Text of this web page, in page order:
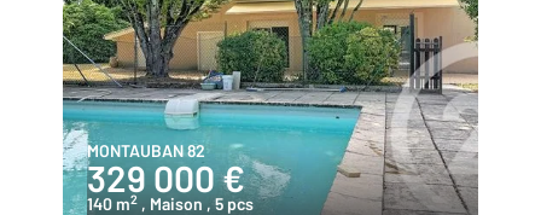
MONTAUBAN 82
329 000 €
140 m2 , Maison , 5 pcs